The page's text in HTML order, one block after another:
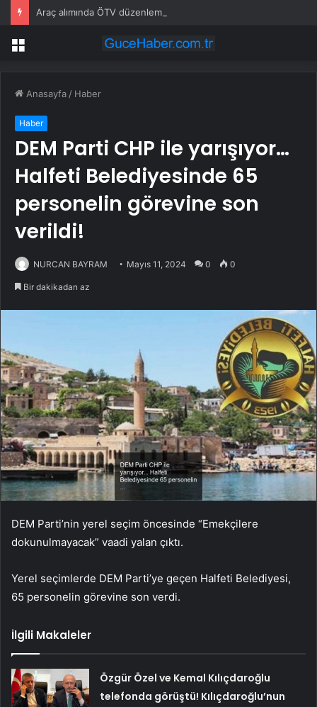
Menü
Anasayfa / Haber
Haber
DEM Parti CHP ile yarışıyor…
Halfeti Belediyesinde 65
personelin görevine son
verildi!
NURCAN BAYRAM Mayıs 11, 2024 0 0
Bir dakikadan az
DEM Parti’nin yerel seçim öncesinde “Emekçilere
dokunulmayacak” vaadi yalan çıktı.
Yerel seçimlerde DEM Parti’ye geçen Halfeti Belediyesi,
65 personelin görevine son verdi.
İlgili Makaleler
Özgür Özel ve Kemal Kılıçdaroğlu
telefonda görüştü! Kılıçdaroğlu’nun